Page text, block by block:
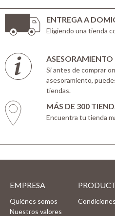
ENTREGA A
Eligiendo una tienda
Si antes de comprar
asesoramiento,
tiendas.
MÁS DE 300
Encuentra tu tienda
EMPRESA
Quiénes somos
Nuestros valores